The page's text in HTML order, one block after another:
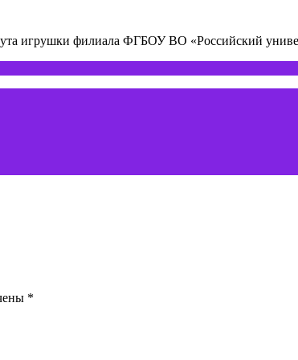
игрушки филиала ФГБОУ ВО «Российский
*